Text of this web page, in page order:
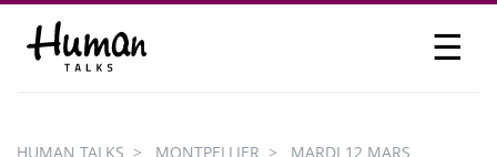
☰
HUMAN TALKS MONTPELLIER
MARDI 12 MARS